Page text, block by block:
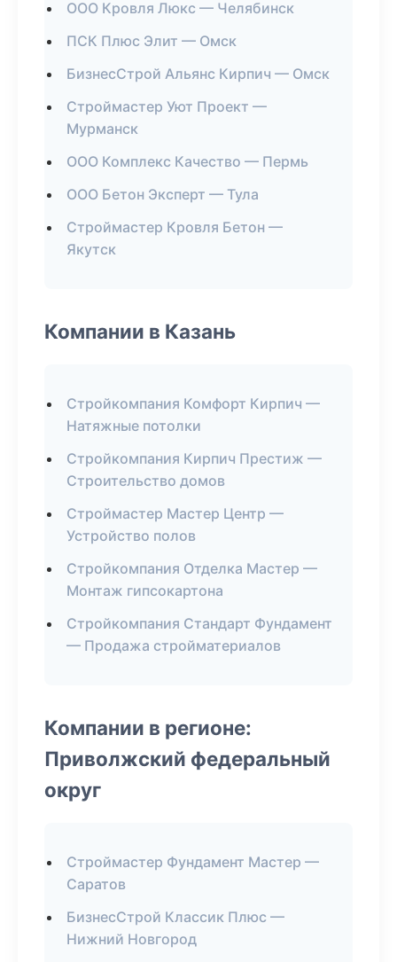
ООО Кровля Люкс — Челябинск
ПСК Плюс Элит — Омск
БизнесСтрой Альянс Кирпич — Омск
Строймастер Уют Проект —
Мурманск
ООО Комплекс Качество — Пермь
ООО Бетон Эксперт — Тула
Строймастер Кровля Бетон —
Якутск
Компании в Казань
Стройкомпания Комфорт Кирпич —
Натяжные потолки
Стройкомпания Кирпич Престиж —
Строительство домов
Строймастер Мастер Центр —
Устройство полов
Стройкомпания Отделка Мастер —
Монтаж гипсокартона
Стройкомпания Стандарт Фундамент
— Продажа стройматериалов
Компании в регионе:
Приволжский федеральный
округ
Строймастер Фундамент Мастер —
Саратов
БизнесСтрой Классик Плюс —
Нижний Новгород